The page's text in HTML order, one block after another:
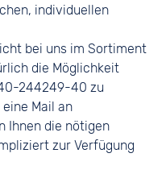
individuellen
bei uns im Sortiment
die Möglichkeit
244249-40 zu
Mail an
Ihnen die nötigen
zur Verfügung